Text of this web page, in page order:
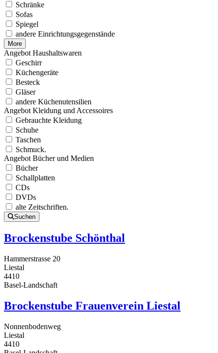
Schränke
Sofas
Spiegel
andere Einrichtungsgegenstände
More
Angebot Haushaltswaren
Geschirr
Küchengeräte
Besteck
Gläser
andere Küchenutensilien
Angebot Kleidung und Accessoires
Gebrauchte Kleidung
Schuhe
Taschen
Schmuck.
Angebot Bücher und Medien
Bücher
Schallplatten
CDs
DVDs
alte Zeitschriften.
Suchen
Brockenstube Schönthal
Hammerstrasse 20
Liestal
4410
Basel-Landschaft
Brockenstube Frauenverein Liestal
Nonnenbodenweg
Liestal
4410